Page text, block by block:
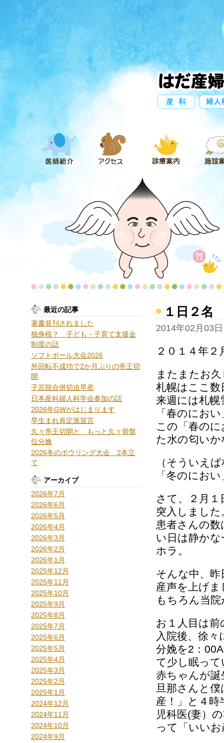
最近の記事
著書発刊されました
独身税？ 子ども・子育て支援金
制度の話
ソフトボール大会2026
外回転不成功で2か月ぶりの帝王切
開
子宮脱合併切迫早産
日本産科婦人科学会参加の話
2026年GWがはじまります
早生まれ肯定派宣言
久々帝王切開と もっと久々骨盤
位分娩
2026冬のボウリング大会 2本立
て
アーカイブ
2026年7月
2026年6月
2026年5月
2026年4月
2026年3月
2026年2月
2026年1月
2025年12月
2025年11月
2025年10月
2025年9月
2025年8月
2025年7月
2025年6月
2025年5月
2025年4月
2025年3月
2025年2月
2025年1月
2024年12月
2024年11月
2024年10月
2024年9月
１日２名
2014年02月03
２０１４年
またまたお
札幌はここ数
来週には札
「春のにお
この「春の
た水の匂いか
（そういえ
「冬のにお
さて、２月
突入しました
患者さんの
い日は静か
ホラ。
そんな中、
産声を上げま
もちろん当
お１人目は
入院後、徐
分娩を2：
て少し眠っ
赤ちゃんが誕
旦那さんと
産！」と４
児科医(妻）
って「いい